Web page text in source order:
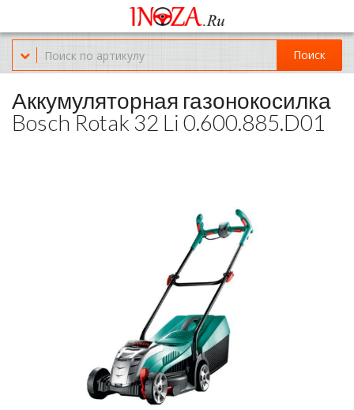
Офис обслуживания г.Краснодар (KRD) Куликова Поля 2 (магазин
Нож-мясо)
8-(967)-300-69-11
Поиск
Аккумуляторная газонокосилка
Bosch Rotak 32 Li 0.600.885.D01